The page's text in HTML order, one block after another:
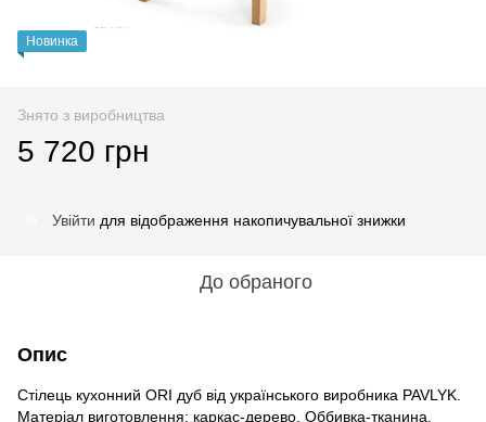
Новинка
Знято з виробництва
5 720 грн
Увійти для відображення накопичувальної знижки
До обраного
Опис
Стілець кухонний ORI дуб від українського виробника PAVLYK.
Матеріал виготовлення: каркас-дерево. Оббивка-тканина.